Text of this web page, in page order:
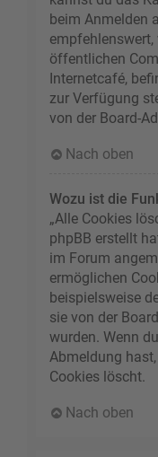
beim Anmelden
öffentlichen
Internetcafé,
zur Verfügung
von der Board-
Nach oben
Wozu ist die
„Alle Cookies
phpBB erstellt
im Forum
ermöglichen
beispielsweise
sie von der
wurden. Wenn
Abmeldung
Cookies löscht.
Nach oben